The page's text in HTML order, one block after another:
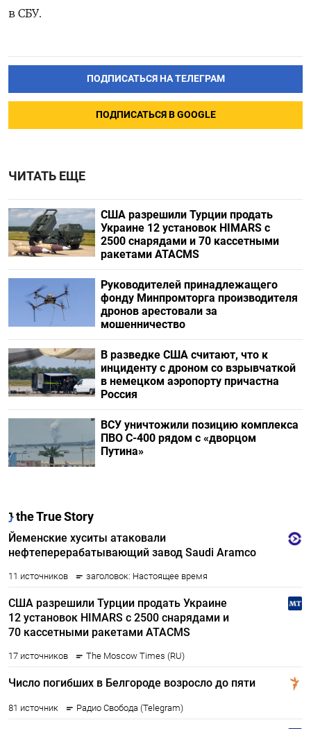
в СБУ.
ПОДПИСАТЬСЯ НА ТЕЛЕГРАМ
ПОДПИСАТЬСЯ В GOOGLE
ЧИТАТЬ ЕЩЕ
США разрешили Турции продать
Украине 12 установок HIMARS с
2500 снарядами и 70 кассетными
ракетами ATACMS
Руководителей принадлежащего
фонду Минпромторга производителя
дронов арестовали за
мошенничество
В разведке США считают, что к
инциденту с дроном со взрывчаткой
в немецком аэропорту причастна
Россия
ВСУ уничтожили позицию комплекса
ПВО С-400 рядом с «дворцом
Путина»